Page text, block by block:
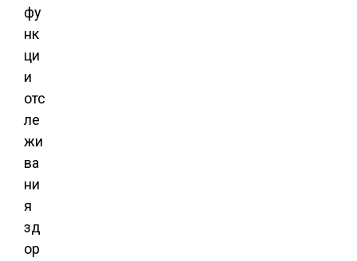
фу
нк
ци
и
отс
ле
жи
ва
ни
я
зд
ор